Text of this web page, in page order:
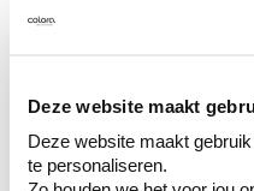
Deze website maakt
Deze website maakt
te personaliseren.
Ontdek er
te verfijnen.
Krijg persoonlijk
combineren.